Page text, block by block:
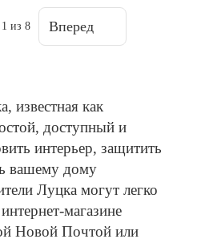
1 из 8 Вперед
известная как
доступный и
интерьер, защитить
вашему дому
Луцка могут легко
магазине
Новой Почтой или